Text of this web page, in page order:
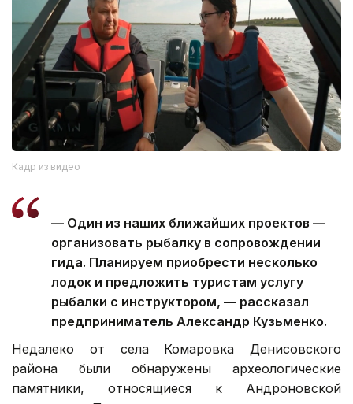
Кадр из видео
— Один из наших ближайших проектов —
организовать рыбалку в сопровождении
гида. Планируем приобрести несколько
лодок и предложить туристам услугу
рыбалки с инструктором, — рассказал
предприниматель Александр Кузьменко.
Недалеко от села Комаровка Денисовского
района были обнаружены археологические
памятники, относящиеся к Андроновской